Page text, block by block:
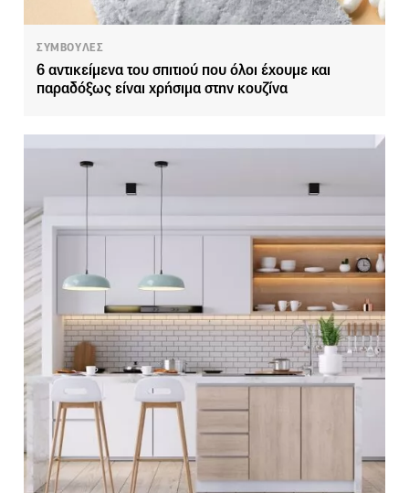
ΣΥΜΒΟΥΛΕΣ
6 αντικείμενα του σπιτιού που όλοι έχουμε και
παραδόξως είναι χρήσιμα στην κουζίνα